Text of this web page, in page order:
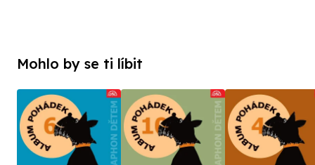
Mohlo by se ti líbit